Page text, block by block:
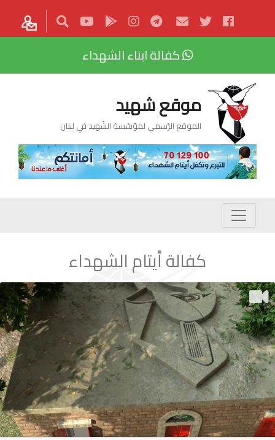
كفالة ابناء الشهداء
موقع شهيد
الموقع الرّسمي لمؤسّسة الشّهيد في لبنان
كفالة أيتام الشهداء